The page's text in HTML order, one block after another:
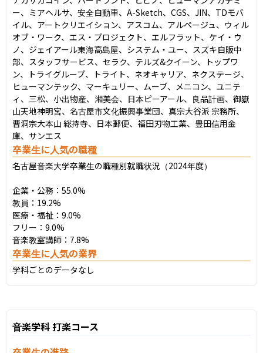
ー、ミアヘルサ、安全⾃動⾞、A-Sketch、CGS、JIN、TDモバ
イル、アートクリエイション、アスコム、アルページュ、ウィル
オブ・ワーク、エス・プロジェクト、エルフラット、ケイ・ウ
ノ、ジェイアール東海⾼島屋、システム・ユー、スズキ⾃販中
部、スタッフサービス、セラク、テルズ&クイーン、トップワ
ン、トライグループ、トライト、ネオキャリア、ネクステージ、
ヒューマンテック、マーキュリー、ムーブ、メニコン、ユニテ
ィ、三松、⼩出物産、湘美会、⽇本ピーアール、良品計画、御嶽
⼭天地神明宮、名古屋市⽂化振興事業団、真宗⼤⾕派 宗務所、
曹洞宗⼤本⼭ 総持寺、⽇本郵便、福⽥刃物⼯業、豊⽥信⽤⾦
庫、サンエス
卒業生に人気の職種
名古屋音楽大学卒業生の職種別就職状況（2024年度）
企業・公務：55.0%
教員：19.2%
医療・福祉：9.0%
フリー：9.0%
音楽教室講師：7.8%
卒業生に人気の業界
学科ごとのデータなし
音楽学科 打楽コース